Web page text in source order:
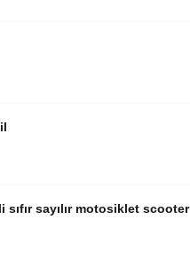
sayılır motosiklet scooter